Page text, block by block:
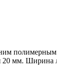
мм. Ширина